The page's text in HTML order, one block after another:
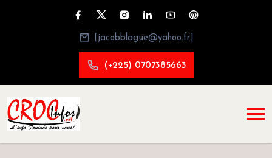
[jacobblague@yahoo.fr]
(+225) 0707385663